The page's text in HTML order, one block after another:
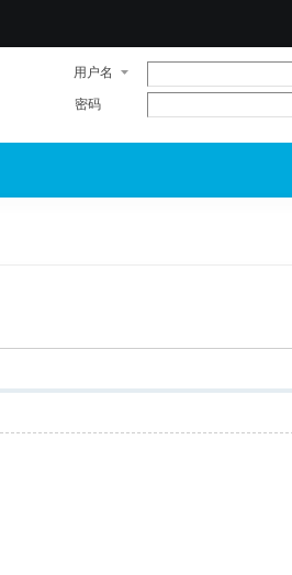
用户名
密码